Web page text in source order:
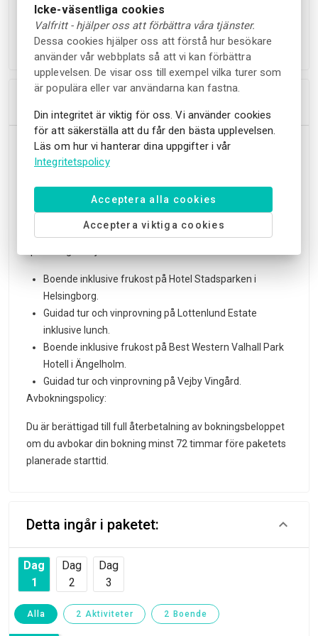
Kom med din egen cykel eller hyr en från Travelshop i
Helsingborg här:Hyrcyklar
Njut av Sveriges Toscana på cykel bland vingårdar, god mat
och ett oslagbart vackert landskap. Vackra vyer med
Du bor på certifierade cykelvänliga hotell, som tar extra
hand om både dig och din cykel.
Boende inklusive frukost på Hotel Stadsparken i
Helsingborg.
Guidad tur och vinprovning på Lottenlund Estate
inklusive lunch.
Boende inklusive frukost på Best Western Valhall Park
Hotell i Ängelholm.
Guidad tur och vinprovning på Vejby Vingård.
Avbokningspolicy:
Du är berättigad till full återbetalning av bokningsbeloppet
om du avbokar din bokning minst 72 timmar före paketets
planerade starttid.
Detta ingår i paketet:
Dag
1
Dag
2
Dag
3
Alla 2 Aktiviteter 2 Boende
Icke-väsentliga cookies
Valfritt - hjälper oss att förbättra våra tjänster.
Dessa cookies hjälper oss att förstå hur besökare
använder vår webbplats så att vi kan förbättra
upplevelsen. De visar oss till exempel vilka turer som
är populära eller var användarna kan fastna.
Din integritet är viktig för oss. Vi använder cookies
för att säkerställa att du får den bästa upplevelsen.
Läs om hur vi hanterar dina uppgifter i vår
Integritetspolicy
Acceptera alla cookies
Acceptera viktiga cookies